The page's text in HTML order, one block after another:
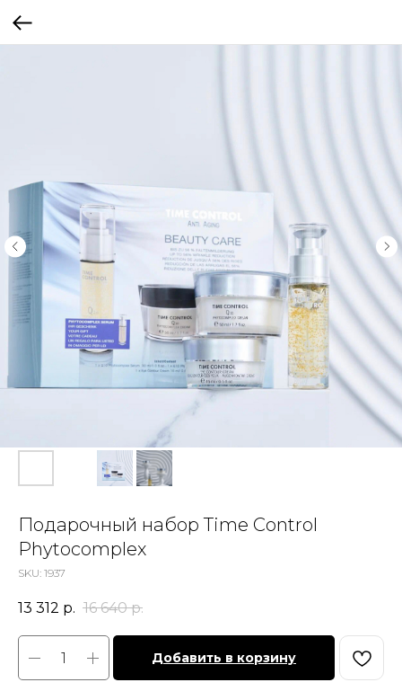
Подарочный набор Time Control
Phytocomplex
SKU: 1937
13 312 р. 16 640 р.
Добавить в корзину